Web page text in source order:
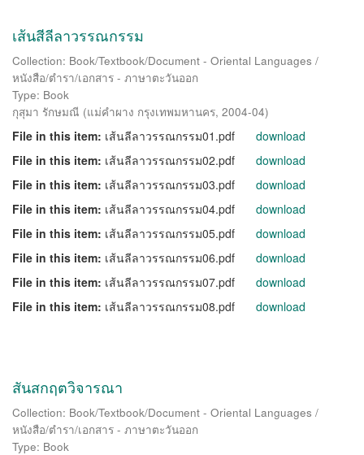
เส้นสีลีลาวรรณกรรม
Collection: Book/Textbook/Document - Oriental Languages /
หนังสือ/ตำรา/เอกสาร - ภาษาตะวันออก
Type: Book
กุสุมา รักษมณี (แม่คำผาง กรุงเทพมหานคร, 2004-04)
File in this item: เส้นลีลาวรรณกรรม01.pdf
download
File in this item: เส้นลีลาวรรณกรรม02.pdf
download
File in this item: เส้นลีลาวรรณกรรม03.pdf
download
File in this item: เส้นลีลาวรรณกรรม04.pdf
download
File in this item: เส้นลีลาวรรณกรรม05.pdf
download
File in this item: เส้นลีลาวรรณกรรม06.pdf
download
File in this item: เส้นลีลาวรรณกรรม07.pdf
download
File in this item: เส้นลีลาวรรณกรรม08.pdf download
สันสกฤตวิจารณา
Collection: Book/Textbook/Document - Oriental Languages /
หนังสือ/ตำรา/เอกสาร - ภาษาตะวันออก
Type: Book